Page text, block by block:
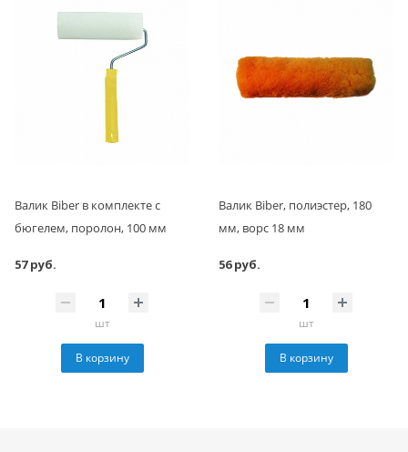
Валик Biber в комплекте с
бюгелем, поролон, 100 мм
57 руб.
шт
В корзину
Валик Biber, полиэстер, 180
мм, ворс 18 мм
56 руб.
шт
В корзину